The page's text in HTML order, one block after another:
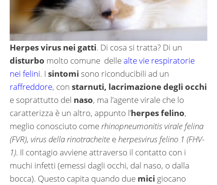
Herpes virus nei gatti. Di cosa si tratta? Di un
disturbo molto comune dellealte vie respiratorie
nei felini. I sintomi sono riconducibili ad un
raffreddore, con starnuti, lacrimazione degli occhi
e soprattutto del naso, ma l’agente virale che lo
caratterizza è un altro, appunto l’herpes felino,
meglio conosciuto comerhinopneumonitis virale felina
(FVR), virus della rinotracheite eherpesvirus felino 1 (FHV-
1). Il contagio avviene attraverso il contatto con i
muchi infetti (emessi dagli occhi, dal naso, o dalla
bocca). Questo capita quando due mici giocano